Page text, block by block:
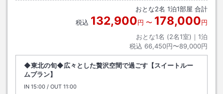
おとな2名 1泊1部屋 合計
税込 132,900円 〜 178,000円
おとな1名 (2名1室)｜ 1泊
税込 66,450円〜89,000円
◆東北の旬◆広々とした贅沢空間で過ごす【スイートルー
ムプラン】
IN チェックイン
15:00 / OUT チェックアウト
11:00